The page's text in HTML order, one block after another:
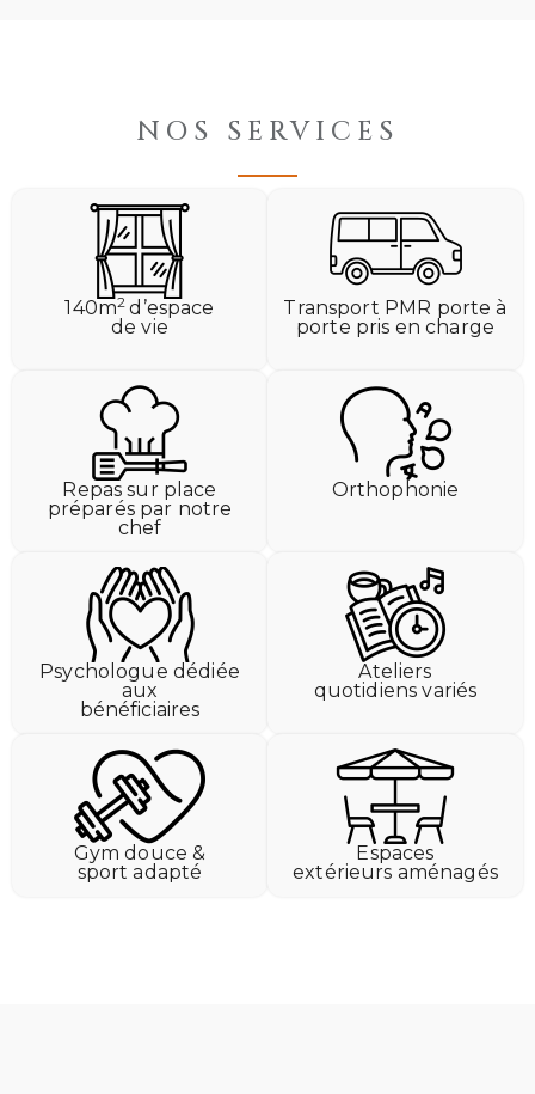
NOS SERVICES
140m2 d’espace
de vie
Transport PMR porte à
porte pris en charge
Repas sur place
préparés par notre
chef
Orthophonie
Psychologue dédiée
aux
bénéficiaires
Ateliers
quotidiens variés
Gym douce &
sport adapté
Espaces
extérieurs aménagés